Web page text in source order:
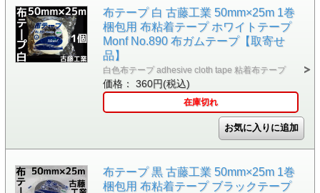
布テープ 白 古藤工業 50mm×25m 1巻
梱包用 布粘着テープ ホワイトテープ
Monf No.890 布ガムテープ【取寄せ
品】
白色布テープ adhesive cloth tape 粘着布テープ
価格： 360円(税込)
在庫切れ
布テープ 黒 古藤工業 50mm×25m 1巻
梱包用 布粘着テープ ブラックテープ